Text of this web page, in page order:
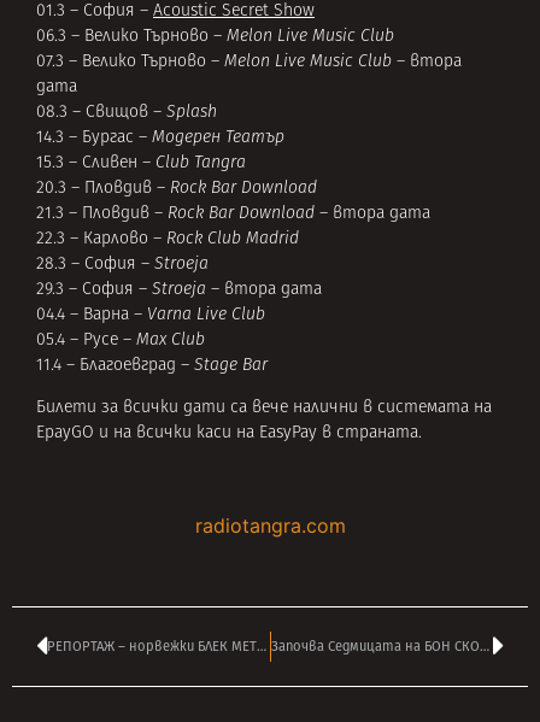
01.3 – София – Acoustic Secret Show
06.3 – Велико Търново – Melon Live Music Club
07.3 – Велико Търново – Melon Live Music Club – втора
дата
08.3 – Свищов – Splash
14.3 – Бургас – Модерен Театър
15.3 – Сливен – Club Tangra
20.3 – Пловдив – Rock Bar Download
21.3 – Пловдив – Rock Bar Download – втора дата
22.3 – Карлово – Rock Club Madrid
28.3 – София – Stroeja
29.3 – София – Stroeja – втора дата
04.4 – Варна – Varna Live Club
05.4 – Русе – Max Club
11.4 – Благоевград – Stage Bar
Билети за всички дати са вече налични в системата на
EpayGO и на всички каси на EasyPay в страната.
radiotangra.com
РЕПОРТАЖ – норвежки БЛЕК МЕТЪЛ мрак преди нощта на Св. Валентин в София Започва Седмицата на БОН СКОТ и AC/DC по радио ТАНГРА МЕГА РОК!